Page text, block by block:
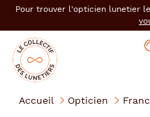
auPour trouver l'opticien lunetier
Opticien
le
collectif
lunetiers
Mon
magasin
Mon
compte
Ouvrir
menu
Accueil Opticien